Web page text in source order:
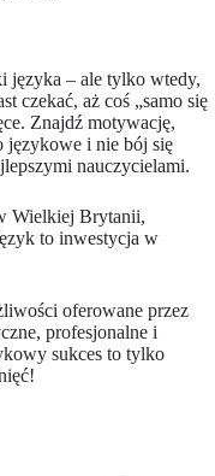
języka – ale tylko wtedy,
czekać, aż coś „samo się
Znajdź motywację,
językowe i nie bój się
nauczycielami.
Wielkiej Brytanii,
to inwestycja w
oferowane przez
profesjonalne i
sukces to tylko